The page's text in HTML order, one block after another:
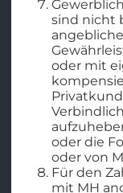
sind nicht
oder mit
oder die
oder von
Für den
mit MH